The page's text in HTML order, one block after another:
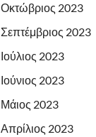
Οκτώβριος 2023
Σεπτέμβριος 2023
Ιούλιος 2023
Ιούνιος 2023
Μάιος 2023
Απρίλιος 2023